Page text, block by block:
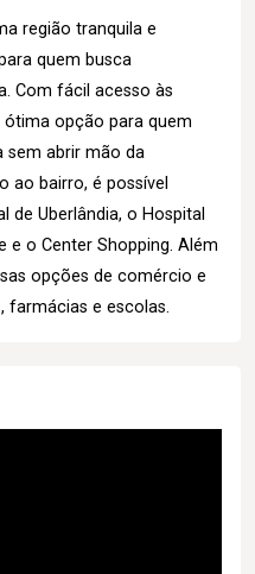
região tranquila e
quem busca
Com fácil acesso às
ótima opção para quem
sem abrir mão da
ao bairro, é possível
de Uberlândia, o Hospital
e o Center Shopping. Além
opções de comércio e
farmácias e escolas.